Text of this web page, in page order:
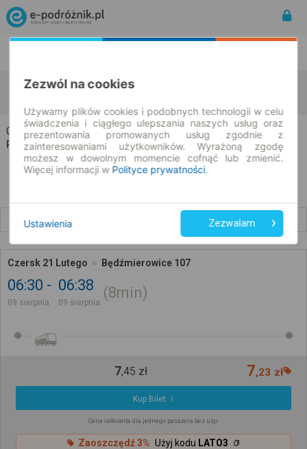
Czersk Będźmierowice
Czersk → Będźmierowice
Rozkład jazdy i bilety
Czersk 21 Lutego Będźmierowice 107
06:30
09 sierpnia
06:38
09 sierpnia
8min
7,45 zł 7,23 zł
Kup Bilet
Cena całkowita dla jednego pasażera bez ulgi
Zaoszczędź 3% Użyj kodu LATO3
Zezwól na cookies
Używamy plików cookies i podobnych technologii w celu
świadczenia i ciągłego ulepszania naszych usług oraz
prezentowania promowanych usług zgodnie z
zainteresowaniami użytkowników. Wyrażoną zgodę
możesz w dowolnym momencie cofnąć lub zmienić.
Więcej informacji w Polityce prywatności.
Ustawienia Zezwalam